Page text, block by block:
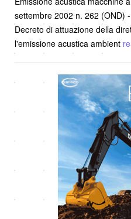
settembre 2002 n. 262 (OND)
Decreto di attuazione della
l'emissione acustica ambient